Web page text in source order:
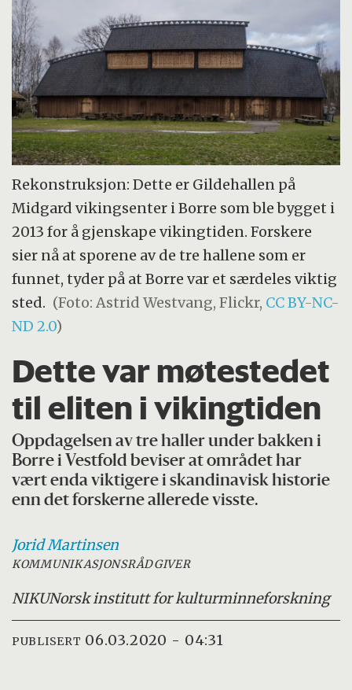
Rekonstruksjon: Dette er Gildehallen på
Midgard vikingsenter i Borre som ble bygget i
2013 for å gjenskape vikingtiden. Forskere
sier nå at sporene av de tre hallene som er
funnet, tyder på at Borre var et særdeles viktig
sted. (Foto: Astrid Westvang, Flickr, CC BY-NC-
ND 2.0)
Dette var møtestedet
til eliten i vikingtiden
Oppdagelsen av tre haller under bakken i
Borre i Vestfold beviser at området har
vært enda viktigere i skandinavisk historie
enn det forskerne allerede visste.
JoridMartinsen
KOMMUNIKASJONSRÅDGIVER
NIKUNorsk institutt for kulturminneforskning
PUBLISERT 06.03.2020 - 04:31